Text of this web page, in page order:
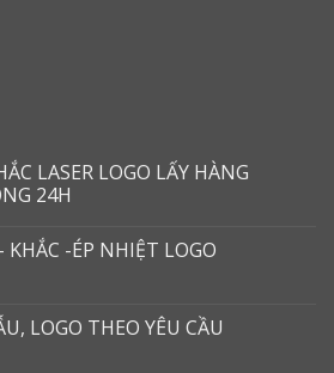
LASER LOGO LẤY HÀNG
24H
KHẮC -ÉP NHIỆT LOGO
LOGO THEO YÊU CẦU